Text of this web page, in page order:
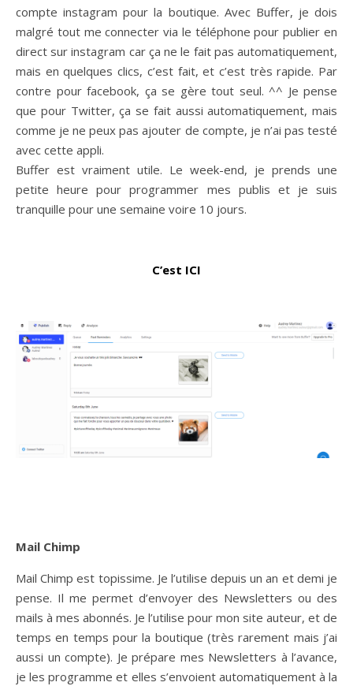
compte instagram pour la boutique. Avec Buffer, je dois
malgré tout me connecter via le téléphone pour publier en
direct sur instagram car ça ne le fait pas automatiquement,
mais en quelques clics, c’est fait, et c’est très rapide. Par
contre pour facebook, ça se gère tout seul. ^^ Je pense
que pour Twitter, ça se fait aussi automatiquement, mais
comme je ne peux pas ajouter de compte, je n’ai pas testé
avec cette appli.
Buffer est vraiment utile. Le week-end, je prends une
petite heure pour programmer mes publis et je suis
tranquille pour une semaine voire 10 jours.
C’est ICI
Mail Chimp
Mail Chimp est topissime. Je l’utilise depuis un an et demi je
pense. Il me permet d’envoyer des Newsletters ou des
mails à mes abonnés. Je l’utilise pour mon site auteur, et de
temps en temps pour la boutique (très rarement mais j’ai
aussi un compte). Je prépare mes Newsletters à l’avance,
je les programme et elles s’envoient automatiquement à la